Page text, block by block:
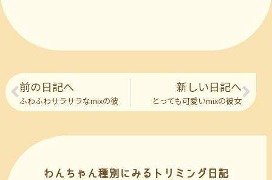
前の日記へ
ふわふわサラサラなmixの彼
新しい日記へ
とっても可愛いmixの彼女
わんちゃん種別にみるトリミング日記